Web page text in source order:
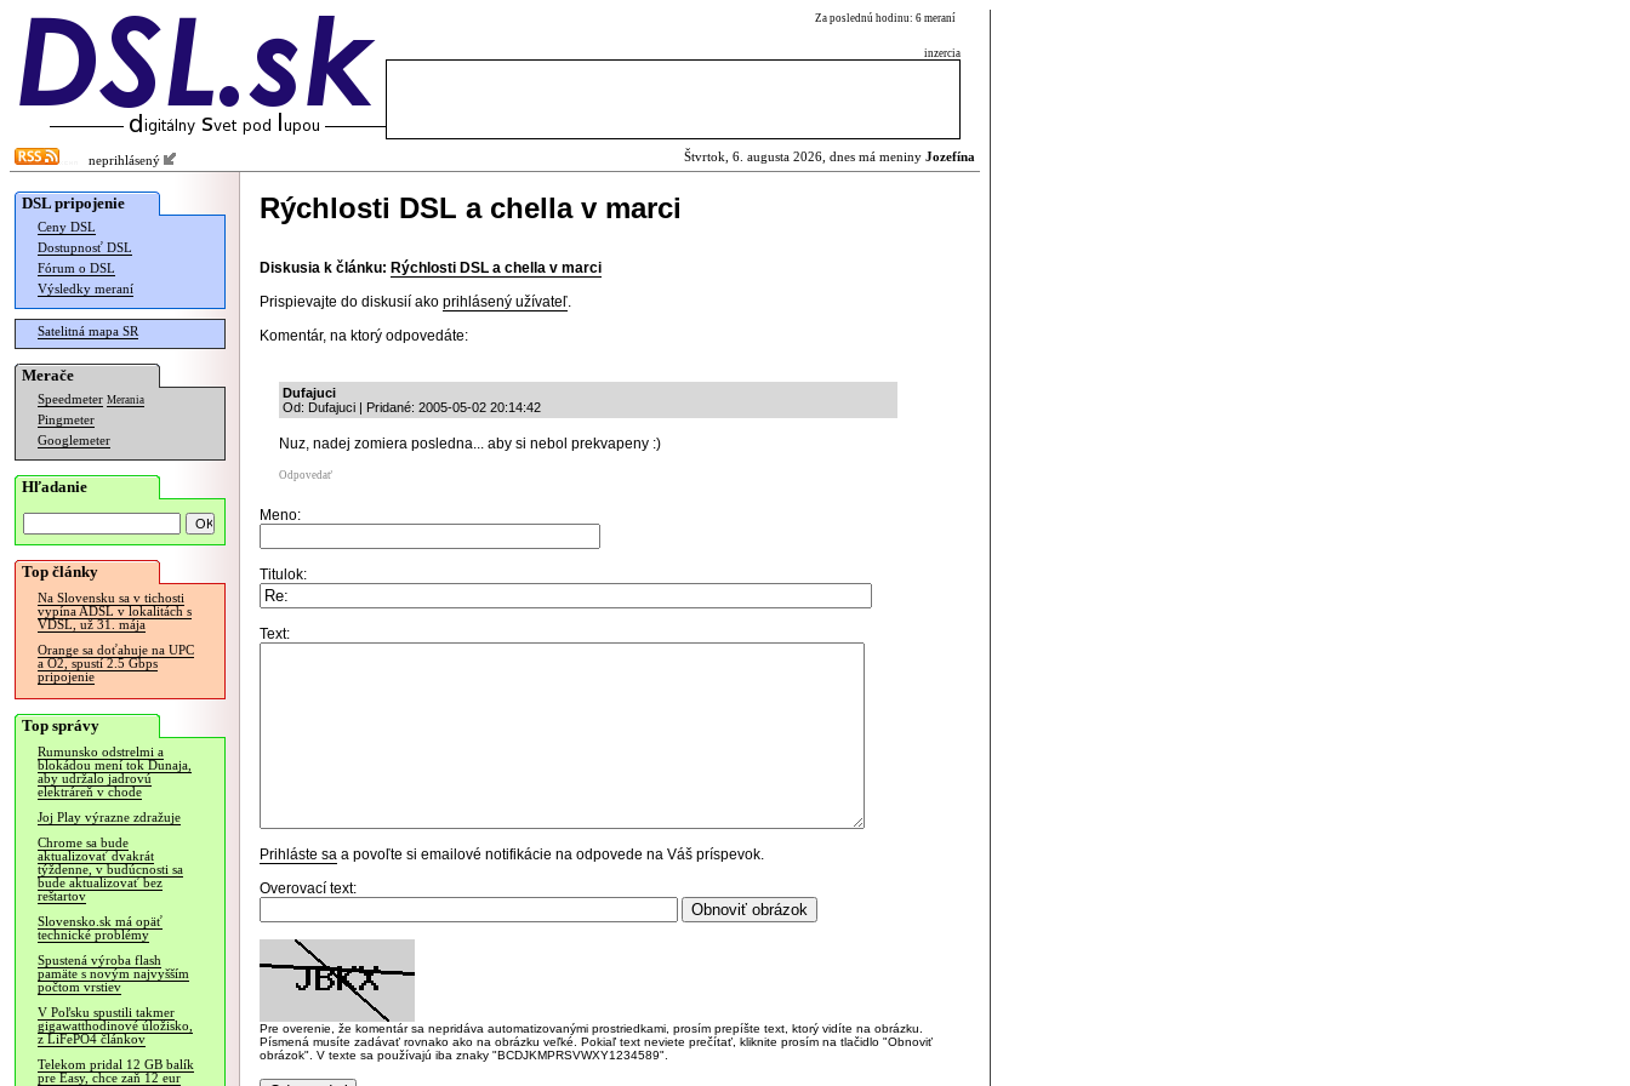
Za poslednú hodinu: 6 meraní
inzercia
neprihlásený Štvrtok, 6. augusta 2026, dnes má meniny Jozefína
DSL pripojenie
Ceny DSL
Dostupnosť DSL
Fórum o DSL
Výsledky meraní
Satelitná mapa SR
Merače
Speedmeter Merania
Pingmeter
Googlemeter
Hľadanie
Top články
Na Slovensku sa v tichosti
vypína ADSL v lokalitách s
VDSL, už 31. mája
Orange sa doťahuje na UPC
a O2, spustí 2.5 Gbps
pripojenie
Top správy
Rumunsko odstrelmi a
blokádou mení tok Dunaja,
aby udržalo jadrovú
elektráreň v chode
Joj Play výrazne zdražuje
Chrome sa bude
aktualizovať dvakrát
týždenne, v budúcnosti sa
bude aktualizovať bez
reštartov
Slovensko.sk má opäť
technické problémy
Spustená výroba flash
pamäte s novým najvyšším
počtom vrstiev
V Poľsku spustili takmer
gigawatthodinové úložisko,
z LiFePO4 článkov
Telekom pridal 12 GB balík
pre Easy, chce zaň 12 eur
Rýchlosti DSL a chella v marci
Diskusia k článku: Rýchlosti DSL a chella v marci
Prispievajte do diskusií ako prihlásený užívateľ.
Komentár, na ktorý odpovedáte:
Dufajuci
Od: Dufajuci | Pridané: 2005-05-02 20:14:42
Nuz, nadej zomiera posledna... aby si nebol prekvapeny :)
Odpovedať
Meno:
Titulok:
Text:
Prihláste sa a povoľte si emailové notifikácie na odpovede na Váš príspevok.
Overovací text:
Pre overenie, že komentár sa nepridáva automatizovanými prostriedkami, prosím prepíšte text, ktorý vidíte na obrázku.
Písmená musíte zadávať rovnako ako na obrázku veľké. Pokiaľ text neviete prečítať, kliknite prosím na tlačidlo "Obnoviť
obrázok". V texte sa používajú iba znaky "BCDJKMPRSVWXY1234589".